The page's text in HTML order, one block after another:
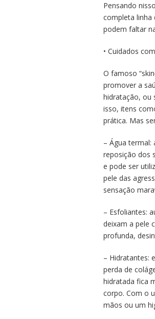
Pensando
completa linha
podem faltar
• Cuidados
O famoso
promover a
hidratação, ou
isso, itens
prática. Mas
– Água termal:
reposição dos
e pode ser
pele das
sensação
– Esfoliantes:
deixam a pele
profunda,
– Hidratantes:
perda de
hidratada fica
corpo. Com o
mãos ou um